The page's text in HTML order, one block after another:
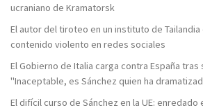
ucraniano de Kramatorsk
El autor del tiroteo en un instituto de
contenido violento en redes sociales
El Gobierno de Italia carga contra España
"Inaceptable, es Sánchez quien ha
El difícil curso de Sánchez en la UE: